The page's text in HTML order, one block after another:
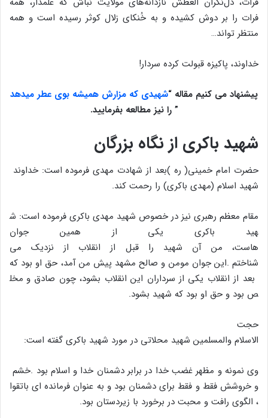
فرات را بر دوش کشیده و به خُنکای زلال کوثر رسیده‌ است و همه
منتظر تواند…
خداوند، پاکیزه قبولت کرده سردار!
پیشنهاد می کنیم مقاله “شهیدی که مزارش همیشه بوی عطر میدهد
” را نیز مطالعه بفرمایید.
شهیدباکری ازنگاه بزرگان
حضرت امام خمینی) ره (بعد از شهادت مهدی فرموده است: خداوند
شهید اسلام (مهدی باکری) را رحمت کند.
مقام معظم رهبری نیز در خصوص شهید مهدی باکری فرموده است: ش
هید
باکری یکی از همین
جوان
هاست،
من آن شهید را قبل از انقلاب از نزدیک
می
شناختم.این جوان مومن و صالح مشهد پیش من آمد، حق او بود که
بعد از انقلاب یکی از سرداران این انقلاب بشود، چون صادق و مخل
ص بود و حق او بود که شهید بشود.
حجت
الاسلام والمسلمین شهید محلاتی در مورد شهید باکری گفته است:
وی نمونه و مظهر غضب خدا در برابر دشمنان خدا و اسلام بود .خشم
و خروشش فقط و فقط برای دشمنان بود و به عنوان فرمانده ای باتقوا
، الگوی رافت و محبت در برخورد با زیردستان بود.